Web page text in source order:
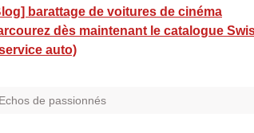
barattage de voitures de cinéma
dès maintenant le catalogue
auto)
Echos de passionnés